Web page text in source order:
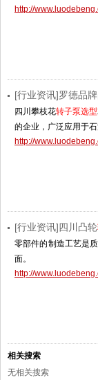
http://
[行业资讯]罗德品
四川攀枝花转子泵选型
的企业，广泛应用于
http://
[行业资讯]四川凸轮
零部件的制造工艺是
面。
http://
相关搜索
无相关搜索